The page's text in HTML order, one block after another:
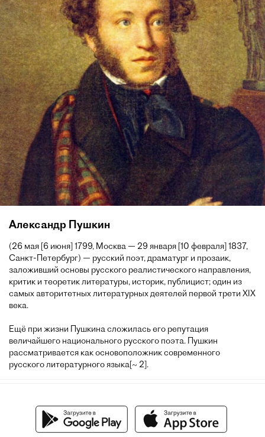
Александр Пушкин
(26 мая [6 июня] 1799, Москва — 29 января [10 февраля] 1837,
Санкт-Петербург) — русский поэт, драматург и прозаик,
заложивший основы русского реалистического направления,
критик и теоретик литературы, историк, публицист; один из
самых авторитетных литературных деятелей первой трети XIX
века.
Ещё при жизни Пушкина сложилась его репутация
величайшего национального русского поэта. Пушкин
рассматривается как основоположник современного
русского литературного языка[~ 2].